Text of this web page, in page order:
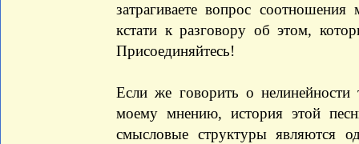
затрагиваете вопрос
кстати к разговору об этом,
Присоединяйтесь!
Если же говорить о
моему мнению, история этой
смысловые структуры являются